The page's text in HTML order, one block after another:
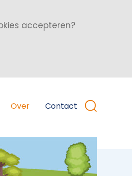
accepteren?
Over Contact